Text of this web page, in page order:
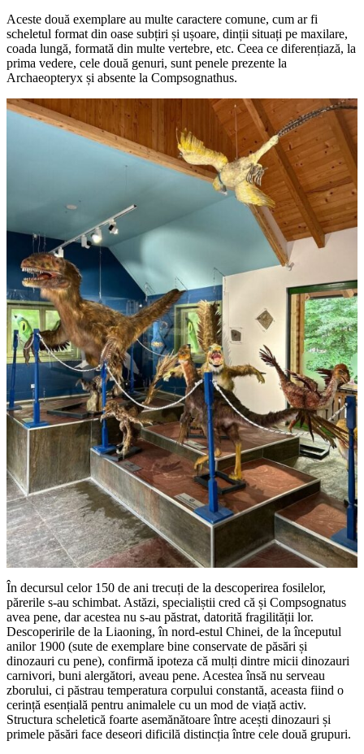
Aceste două exemplare au multe caractere comune, cum ar fi
scheletul format din oase subțiri și ușoare, dinții situați pe maxilare,
coada lungă, formată din multe vertebre, etc. Ceea ce diferențiază, la
prima vedere, cele două genuri, sunt penele prezente la
Archaeopteryx și absente la Compsognathus.
În decursul celor 150 de ani trecuți de la descoperirea fosilelor,
părerile s-au schimbat. Astăzi, specialiștii cred că și Compsognatus
avea pene, dar acestea nu s-au păstrat, datorită fragilității lor.
Descoperirile de la Liaoning, în nord-estul Chinei, de la începutul
anilor 1900 (sute de exemplare bine conservate de păsări și
dinozauri cu pene), confirmă ipoteza că mulți dintre micii dinozauri
carnivori, buni alergători, aveau pene. Acestea însă nu serveau
zborului, ci păstrau temperatura corpului constantă, aceasta fiind o
cerință esențială pentru animalele cu un mod de viață activ.
Structura scheletică foarte asemănătoare între acești dinozauri și
primele păsări face deseori dificilă distincția între cele două grupuri.